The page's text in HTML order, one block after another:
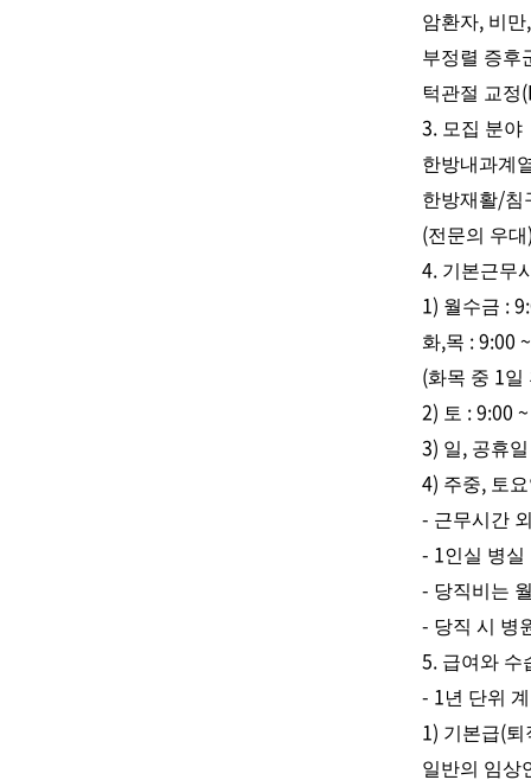
암환자, 비만
부정렬 증후
턱관절 교정
3. 모집 분야
한방내과계
한방재활/침
(전문의 우대
4. 기본근무
1) 월수금 :
화,목 : 9:00
(화목 중 1 일
2) 토 : 9:00
3) 일, 공휴
4) 주중, 토
- 근무시간
- 1 인실 병실
- 당직비는
- 당직 시 병
5. 급여와 수
- 1 년 단위
1) 기본급(퇴
일반의 임상